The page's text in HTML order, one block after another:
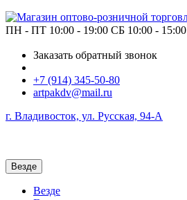
ПН - ПТ 10:00 - 19:00 СБ 10:00 - 15:00
Заказать обратный звонок
+7 (914) 345-50-80
artpakdv@mail.ru
г. Владивосток, ул. Русская, 94-А
Везде
Везде